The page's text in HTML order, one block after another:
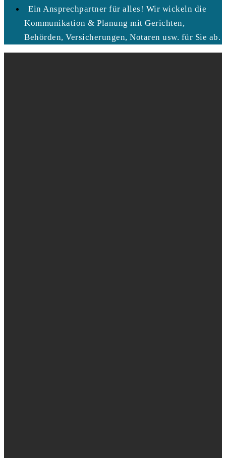
Ein Ansprechpartner für alles! Wir wickeln die
Kommunikation & Planung mit Gerichten,
Behörden, Versicherungen, Notaren usw. für Sie ab.